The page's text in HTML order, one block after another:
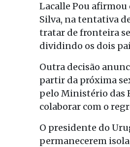
Lacalle Pou afirmou
Silva, na tentativa
tratar de fronteira
dividindo os dois
Outra decisão
partir da próxima
pelo Ministério das
colaborar com o
O presidente do
permanecerem